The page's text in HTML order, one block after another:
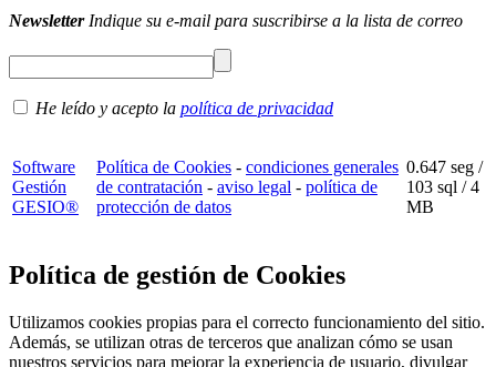
NewsletterIndique su e-mail para suscribirse a la lista de correo
He leído y acepto la política de privacidad
Software
Gestión
GESIO®
Política de Cookies - condiciones generales
de contratación - aviso legal - política de
protección de datos
0.647 seg /
103 sql / 4
MB
Política de gestión de Cookies
Utilizamos cookies propias para el correcto funcionamiento del sitio.
Además, se utilizan otras de terceros que analizan cómo se usan
nuestros servicios para mejorar la experiencia de usuario, divulgar